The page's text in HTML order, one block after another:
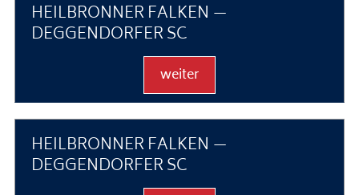
HEILBRONNER FALKEN —
DEGGENDORFER SC
weiter
HEILBRONNER FALKEN —
DEGGENDORFER SC